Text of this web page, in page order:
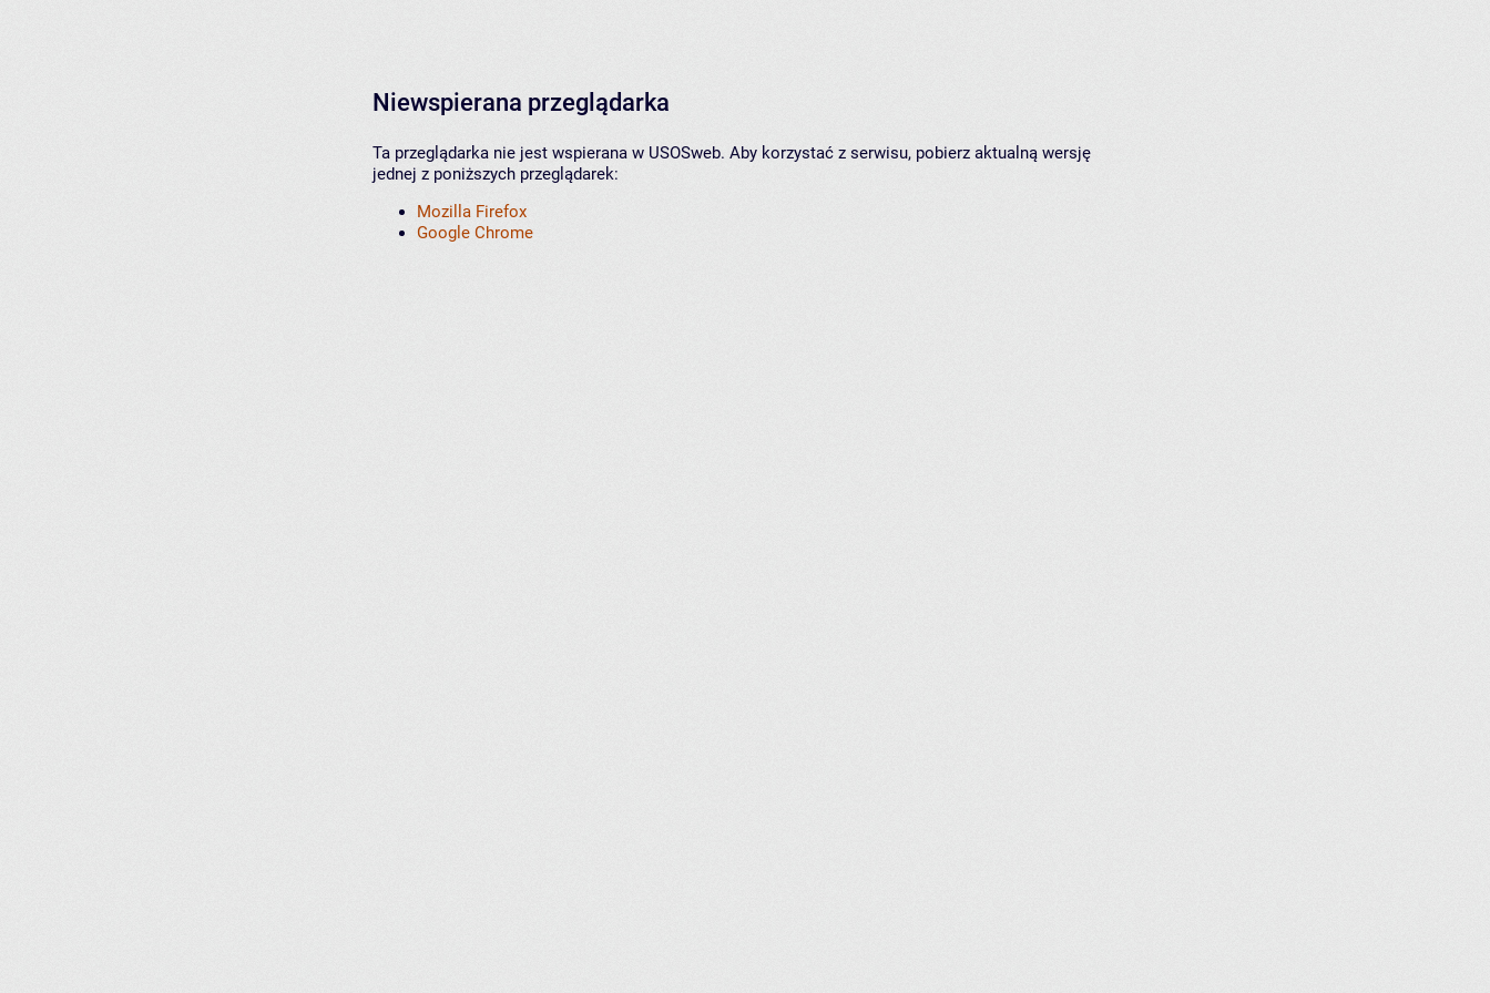
Niewspierana przeglądarka
Ta przeglądarka nie jest wspierana w USOSweb. Aby korzystać z serwisu, pobierz aktualną wersję
jednej z poniższych przeglądarek:
Mozilla Firefox
Google Chrome